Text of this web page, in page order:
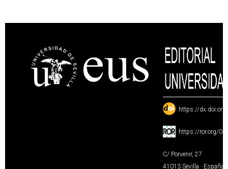
: https://
: https://ror.org/
C/ Porvenir, 27
41013 Sevilla · España